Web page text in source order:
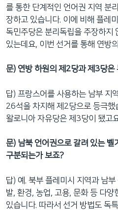
를 통한 단계적인 언어권 지역 분
장하고 있습니다. 이에 비해 플레
독민주당은 분리독립을 주장하지
있는데요, 이번 선거를 통해 연방
문) 연방 하원의 제2당과 제3당은
답) 프랑스어를 사용하는 남부 지
26석을 차지해 제2당으로 등극했
왈로니아 자유당은 제3당이 됐고
문) 남북 언어권으로 갈려 있는 벨
구분되는가 보죠?
답) 예. 북부 플레미시 지역과 남
발, 환경, 농업, 고용, 문화 등 다양
있습니다. 따라서 선거 방법도 독